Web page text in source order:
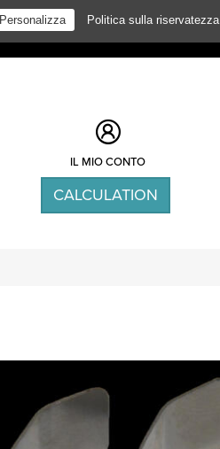
IL MIO CONTO
CALCULATION
Personalizza Politica sulla riservatezza